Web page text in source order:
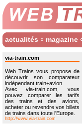
actualités magazine
via-train.com
Web Trains vous propose de
découvrir son comparateur
indépendant train+avion.
Avec via-train.com, vous
pouvez comparer les tarifs
des trains et des avions,
acheter ou revendre vos billets
de trains dans toute l'Europe.
http://www.via-train.com